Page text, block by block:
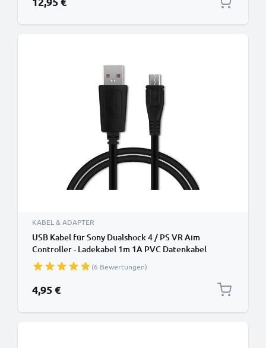
KABEL & ADAPTER
USB Kabel für Sony Dualshock 4 / PS VR Aim
Controller - Ladekabel 1m 1A PVC Datenkabel
schwarz
(6 Bewertungen)
4,95 €